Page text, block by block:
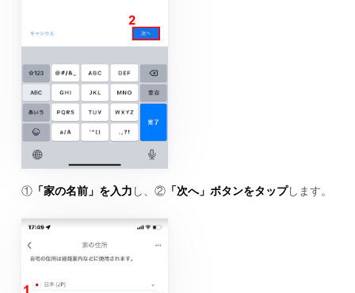
①「家の名前」を入力 し、②「次へ」ボタンをタップします。